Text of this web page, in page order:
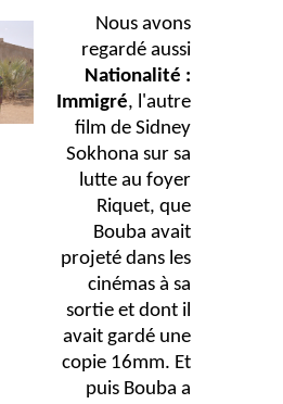
Nous avons
regardé aussi
Nationalité :
Immigré, l'autre
film de Sidney
Sokhona sur sa
lutte au foyer
Riquet, que
Bouba avait
projeté dans les
cinémas à sa
sortie et dont il
avait gardé une
copie 16mm. Et
puis Bouba a